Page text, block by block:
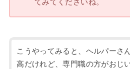
こうやってみると、ヘルパーさ
高だけれど、専門職の方がおじ